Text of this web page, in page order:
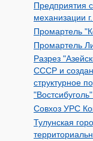
Предприятия
механизации
Промартель
Промартель
Разрез
СССР и
структурное
Совхоз УРС
Тулунская